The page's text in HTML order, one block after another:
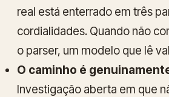
real está enterrado em três
cordialidades. Quando não
o parser, um modelo que lê
O caminho é
Investigação aberta em que